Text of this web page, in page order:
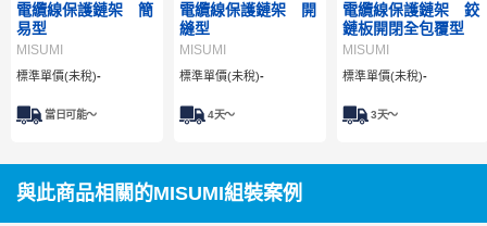
電纜線保護鏈架 簡
易型
MISUMI
標準單價(未稅)-
當日可能～
電纜線保護鏈架 開
縫型
MISUMI
標準單價(未稅)-
4天～
電纜線保護鏈架 鉸
鏈板開閉全包覆型
MISUMI
標準單價(未稅)-
3天～
與此商品相關的MISUMI組裝案例